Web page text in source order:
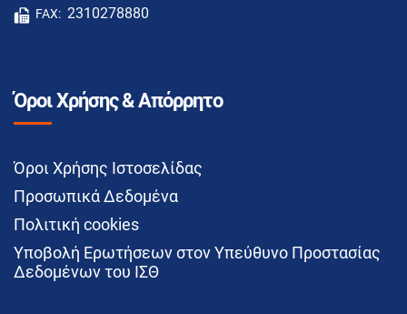
FAX: 2310278880
Όροι Χρήσης & Απόρρητο
Όροι Χρήσης Ιστοσελίδας
Προσωπικά Δεδομένα
Πολιτική cookies
Υποβολή Ερωτήσεων στον Υπεύθυνο Προστασίας
Δεδομένων του ΙΣΘ